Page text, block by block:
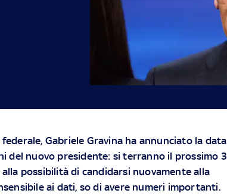
Gabriele Gravina ha annunciato la data
del nuovo presidente: si terranno il prossimo 3
possibilità di candidarsi nuovamente alla
ai dati, so di avere numeri importanti.